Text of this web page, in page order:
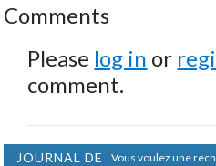
Comments
Please log in or
comment.
JOURNAL DE
Vous voulez une